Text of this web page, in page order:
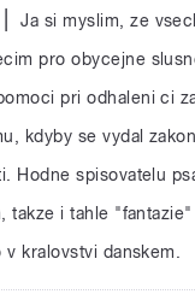
Ja si myslim, ze
pro obycejne
pri odhaleni ci
kdyby se vydal
Hodne spisovatelu
takze i tahle
kralovstvi danskem.